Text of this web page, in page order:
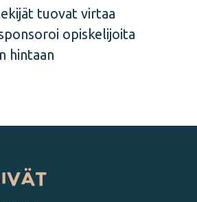
tuovat virtaa
opiskelijoita
hintaan